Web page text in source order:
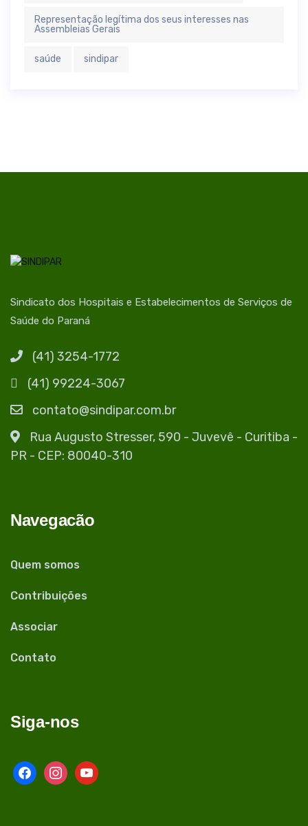
Representação legítima dos seus interesses nas
Assembleias Gerais
saúde sindipar
Sindicato dos Hospitais e Estabelecimentos de Serviços de
Saúde do Paraná
(41) 3254-1772
(41) 99224-3067
contato@sindipar.com.br
Rua Augusto Stresser, 590 - Juvevê - Curitiba -
PR - CEP: 80040-310
Navegacão
Quem somos
Contribuições
Associar
Contato
Siga-nos
facebookinstagram
youtube